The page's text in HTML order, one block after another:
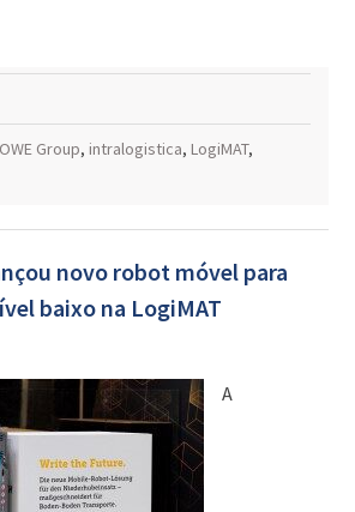
Group, intralogistica, LogiMAT,
novo robot móvel para
baixo na LogiMAT
A